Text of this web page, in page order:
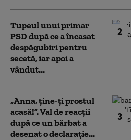
2
Tupeul unui primar
PSD după ce a încasat
despăgubiri pentru
secetă, iar apoi a
vândut...
3
„Anna, ţine-ţi prostul
acasă!”. Val de reacții
după ce un bărbat a
desenat o declarație...